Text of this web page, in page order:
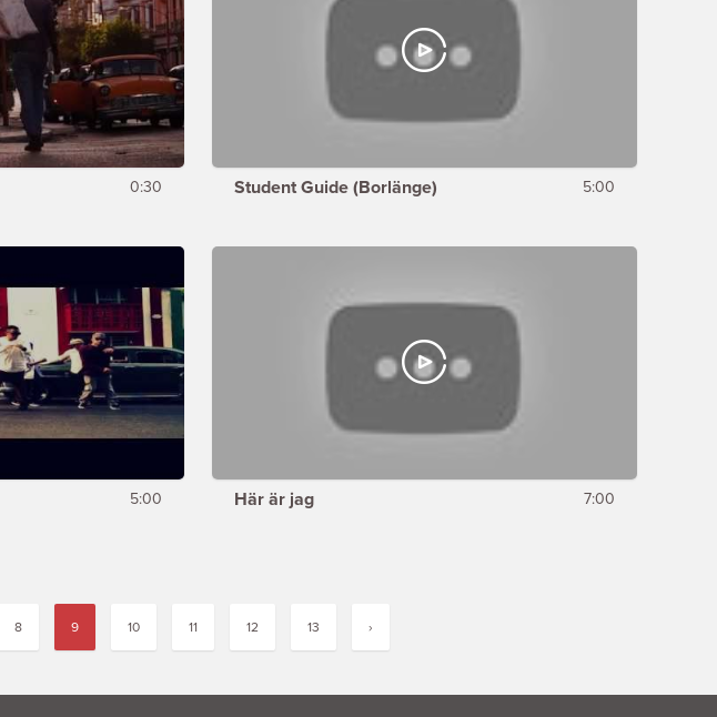
0:30 Student Guide (Borlänge) 5:00
5:00 Här är jag 7:00
8 9 10 11 12 13 ›